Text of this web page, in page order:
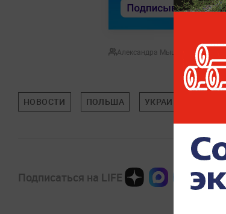
Александра Мышляева
НОВОСТИ ПОЛЬША УКРАИНА
Подписаться на LIFE